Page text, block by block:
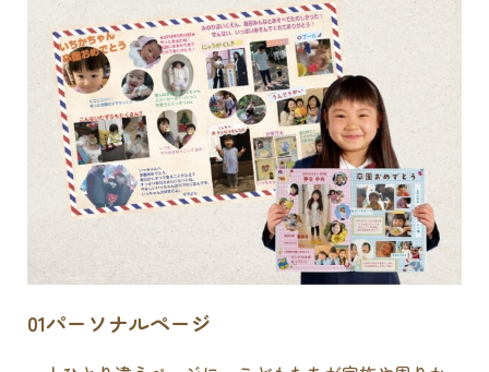
01パーソナルページ